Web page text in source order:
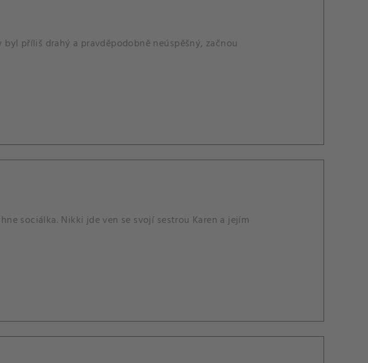
příliš drahý a pravděpodobně neúspěšný, začnou
sociálka. Nikki jde ven se svojí sestrou Karen a jejím